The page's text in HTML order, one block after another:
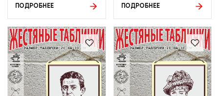
ПОДРОБНЕЕ ПОДРОБНЕЕ